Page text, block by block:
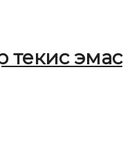
текис эмас